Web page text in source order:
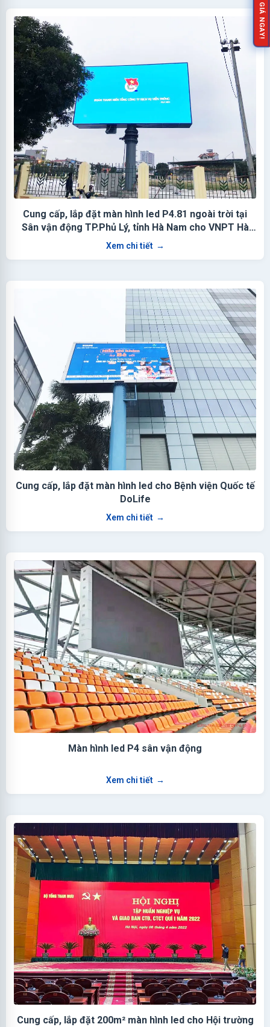
Cung cấp, lắp đặt màn hình led P4.81 ngoài trời tại
Sân vận động TP.Phủ Lý, tỉnh Hà Nam cho VNPT Hà
Nam
Xem chi tiết →
Cung cấp, lắp đặt màn hình led cho Bệnh viện Quốc tế
DoLife
Xem chi tiết →
Màn hình led P4 sân vận động
Xem chi tiết →
Cung cấp, lắp đặt 200m² màn hình led cho Hội trường